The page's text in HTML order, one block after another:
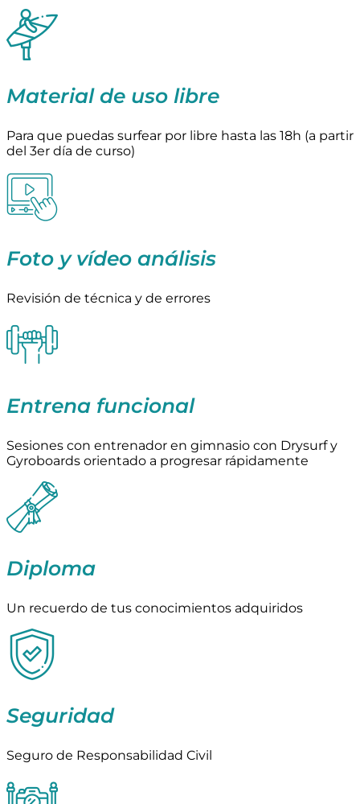
Material de uso libre
Para que puedas surfear por libre hasta las 18h (a partir
del 3er día de curso)
Foto y vídeo análisis
Revisión de técnica y de errores​
Entrena funcional
Sesiones con entrenador en gimnasio con Drysurf y
Gyroboards orientado a progresar rápidamente
Diploma
Un recuerdo de tus conocimientos adquiridos
Seguridad
Seguro de Responsabilidad Civil